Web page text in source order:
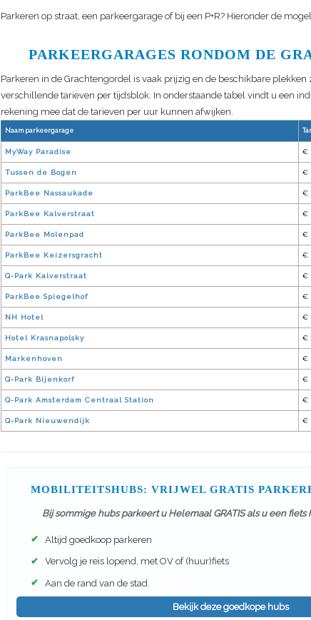
Parkeren op straat, een parkeergarage of bij een P+R? Hieronder de
PARKEERGARAGES RONDOM DE
Parkeren in de Grachtengordel is vaak prijzig en de beschikbare plekken
verschillende tarieven per tijdsblok. In onderstaande tabel vindt u een
rekening mee dat de tarieven per uur kunnen afwijken.
Naam parkeergarage
MyWay Paradise €
Tussen de Bogen €
ParkBee Nassaukade €
ParkBee Kalverstraat €
ParkBee Molenpad €
ParkBee Keizersgracht €
Q-Park Kalverstraat €
ParkBee Spiegelhof €
NH Hotel €
Hotel Krasnapolsky €
Markenhoven €
Q-Park Bijenkorf €
Q-Park Amsterdam Centraal Station €
Q-Park Nieuwendijk €
MOBILITEITSHUBS: VRIJWEL GRATIS
Bij sommige hubs parkeert u Helemaal GRATIS als u een fiets
✔ Altijd goedkoop parkeren
✔ Vervolg je reis lopend, met OV of (huur)fiets
✔ Aan de rand van de stad.
Bekijk deze goedkope hubs